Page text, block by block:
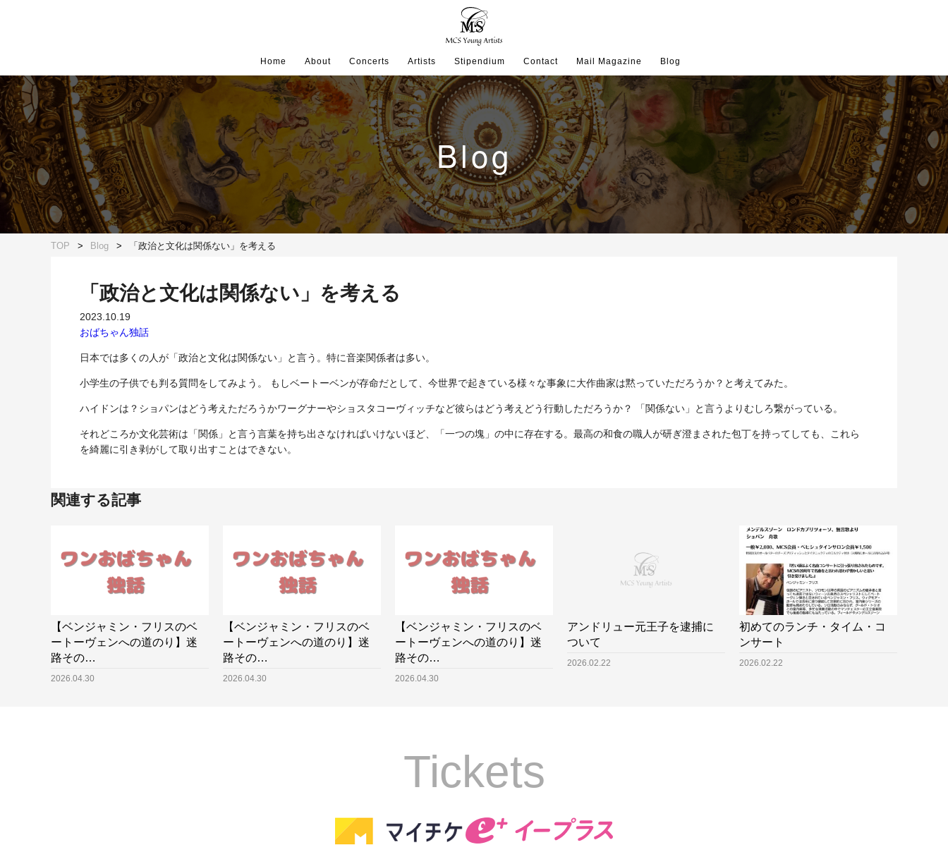
Home About Concerts Artists Stipendium Contact Mail Magazine Blog
Blog
TOP Blog 「政治と文化は関係ない」を考える
「政治と文化は関係ない」を考える
2023.10.19
おばちゃん独話
日本では多くの人が「政治と文化は関係ない」と言う。特に音楽関係者は多い。
小学生の子供でも判る質問をしてみよう。 もしベートーベンが存命だとして、今世界で起きている様々な事象に大作曲家は黙っていただろうか？と考えてみた。
ハイドンは？ショパンはどう考えただろうかワーグナーやショスタコーヴィッチなど彼らはどう考えどう行動しただろうか？ 「関係ない」と言うよりむしろ繋がっている。
それどころか文化芸術は「関係」と言う言葉を持ち出さなければいけないほど、「一つの塊」の中に存在する。最高の和食の職人が研ぎ澄まされた包丁を持ってしても、これら
を綺麗に引き剥がして取り出すことはできない。
関連する記事
【ベンジャミン・フリスのベ
ートーヴェンへの道のり】迷
路その…
2026.04.30
【ベンジャミン・フリスのベ
ートーヴェンへの道のり】迷
路その…
2026.04.30
【ベンジャミン・フリスのベ
ートーヴェンへの道のり】迷
路その…
2026.04.30
アンドリュー元王子を逮捕に
ついて
2026.02.22
初めてのランチ・タイム・コ
ンサート
2026.02.22
Tickets